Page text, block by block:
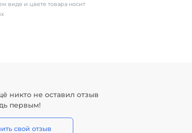
виде и цвете товара носит
никто не оставил отзыв
первым!
свой отзыв